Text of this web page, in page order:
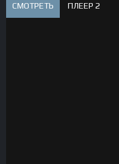
СМОТРЕТЬ ПЛЕЕР 2